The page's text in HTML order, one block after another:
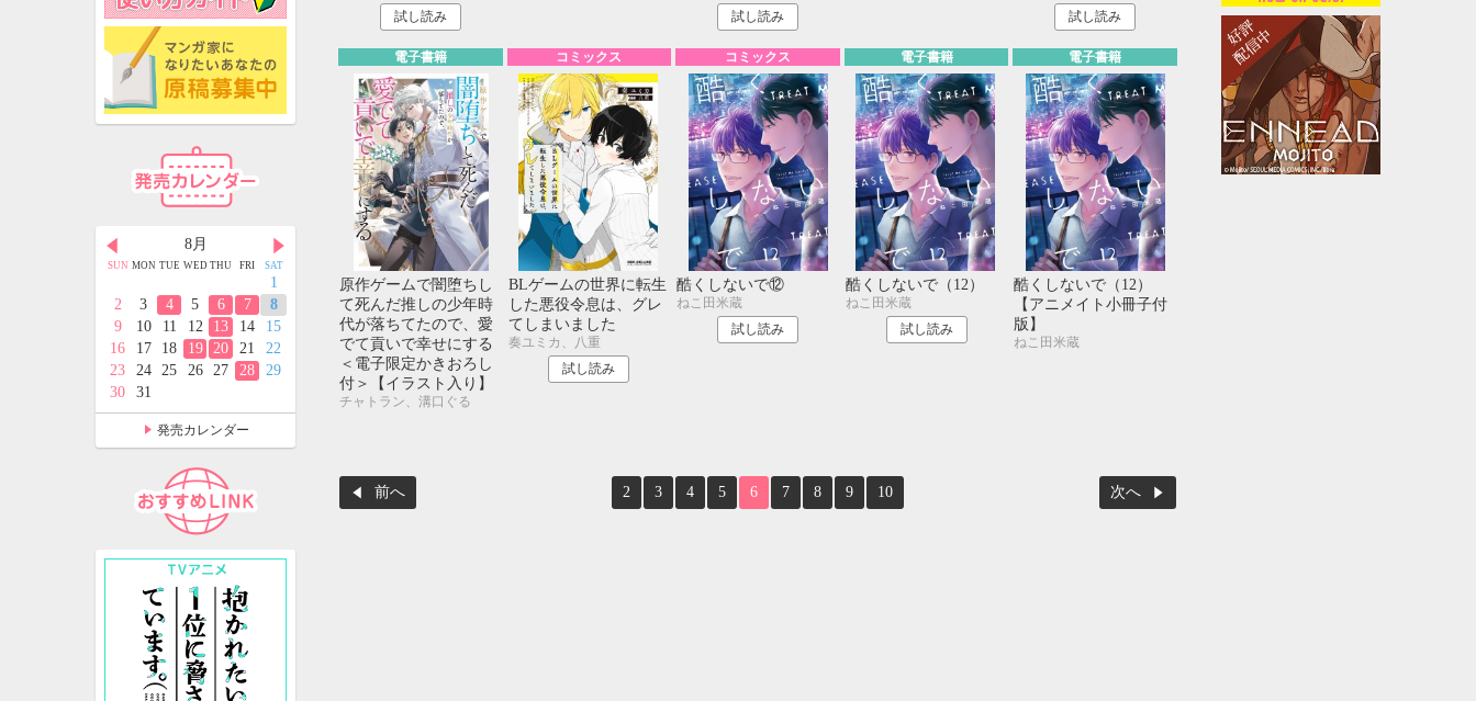
試し読み
試し読み
試し読み
電子書籍
原作ゲームで闇堕ちし
て死んだ推しの少年時
代が落ちてたので、愛
でて貢いで幸せにする
＜電子限定かきおろし
付＞【イラスト入り】
チャトラン、溝口ぐる
コミックス
BLゲームの世界に転生
した悪役令息は、グレ
てしまいました
奏ユミカ、八重
試し読み
コミックス
酷くしないで⑫
ねこ田米蔵
試し読み
電子書籍
酷くしないで（12）
ねこ田米蔵
試し読み
電子書籍
酷くしないで（12）
【アニメイト小冊子付
版】
ねこ田米蔵
前へ 2 3 4 5 6 7 8 9 10 次へ
8月
SUN MON TUE WED THU FRI SAT
1
2
3 4 5 6 7
8
9
10 11 12 13 14
15
16
17 18 19 20 21
22
23
24 25 26 27 28
29
30
31
9月
TUE WED THU FRI SAT
1 2 3 4
5
7 8 9 10 11
12
14 15 16 17 18
19
21 22 23 24 25
26
28 29 30
10月
MON TUE WED THU FRI
1 2
3
4
5 6 7 9
10
11
12 13 14 15
18
19 20 21
27 28 29
発売カレンダー